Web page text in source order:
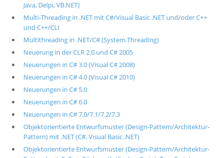
Java, Delpi, VB.NET)
Multi-Threading in .NET mit C#/Visual Basic .NET und/oder C++
und C++/CLI
Multithreading in .NET/C# (System.Threading)
Neuerung in der CLR 2.0 und C# 2005
Neuerungen in C# 3.0 (Visual C# 2008)
Neuerungen in C# 4.0 (Visual C# 2010)
Neuerungen in C# 5.0
Neuerungen in C# 6.0
Neuerungen in C# 7.0/7.1/7.2/7.3
Objektorientierte Entwurfsmuster (Design-Pattern/Architektur-
Pattern) mit .NET (C#, Visual Basic .NET)
Objektorientierte Entwurfsmuster (Design-Pattern/Architektur-